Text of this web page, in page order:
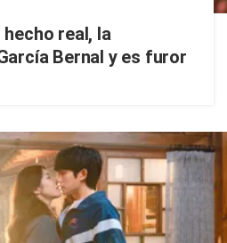
hecho real, la
Bernal y es furor